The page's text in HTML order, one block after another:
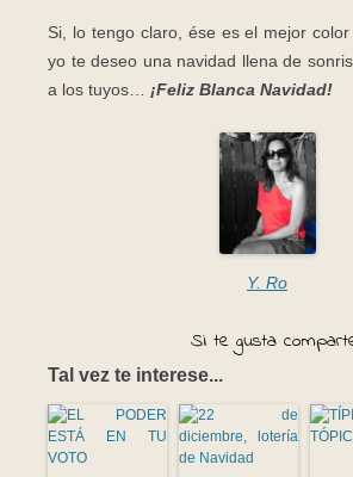
Si, lo tengo claro, ése es el mejor
yo te deseo una navidad llena de
a los tuyos…
¡Feliz Blanca Navidad!
Y. Ro
Si te gusta
Tal vez te interese...